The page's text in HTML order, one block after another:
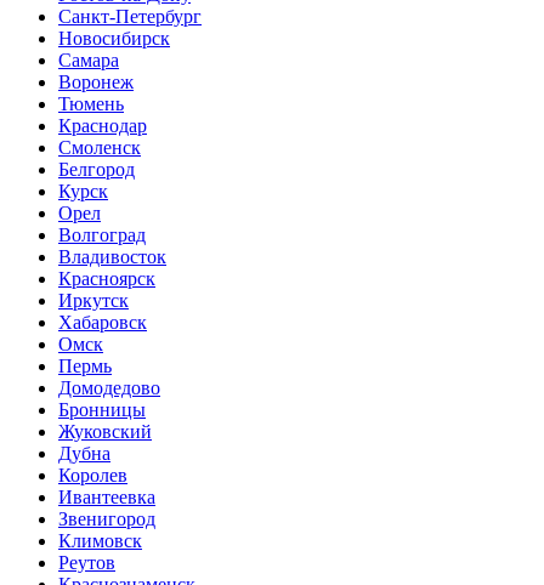
Санкт-Петербург
Новосибирск
Самара
Воронеж
Тюмень
Краснодар
Смоленск
Белгород
Курск
Орел
Волгоград
Владивосток
Красноярск
Иркутск
Хабаровск
Омск
Пермь
Домодедово
Бронницы
Жуковский
Дубна
Королев
Ивантеевка
Звенигород
Климовск
Реутов